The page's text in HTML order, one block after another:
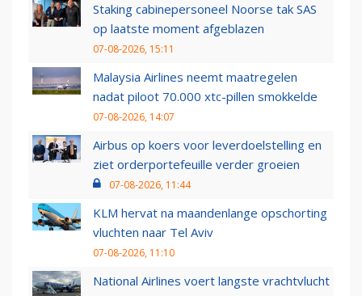
Staking cabinepersoneel Noorse tak SAS
op laatste moment afgeblazen
07-08-2026, 15:11
Malaysia Airlines neemt maatregelen
nadat piloot 70.000 xtc-pillen smokkelde
07-08-2026, 14:07
Airbus op koers voor leverdoelstelling en
ziet orderportefeuille verder groeien
07-08-2026, 11:44
KLM hervat na maandenlange opschorting
vluchten naar Tel Aviv
07-08-2026, 11:10
National Airlines voert langste vrachtvlucht